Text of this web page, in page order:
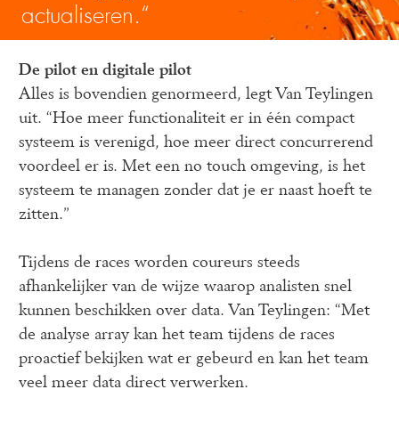
actualiseren.“
De pilot en digitale pilot
Alles is bovendien genormeerd, legt Van Teylingen
uit. “Hoe meer functionaliteit er in één compact
systeem is verenigd, hoe meer direct concurrerend
voordeel er is. Met een no touch omgeving, is het
systeem te managen zonder dat je er naast hoeft te
zitten.”
Tijdens de races worden coureurs steeds
afhankelijker van de wijze waarop analisten snel
kunnen beschikken over data. Van Teylingen: “Met
de analyse array kan het team tijdens de races
proactief bekijken wat er gebeurd en kan het team
veel meer data direct verwerken.